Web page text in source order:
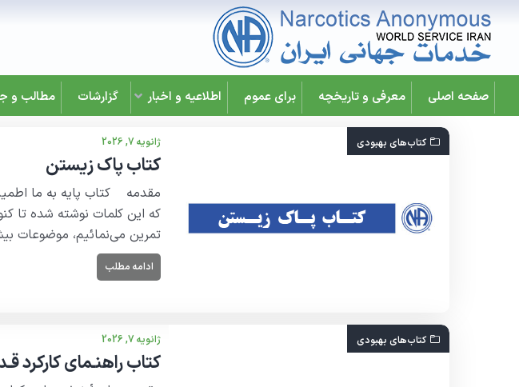
صفحه اصلی معرفی و تاریخچه برای عموم اطلاعیه و اخبار گزارشات مطالب و
کتاب‌های بهبودی ژانویه 7, 2026
کتاب پاک زیستن
مقدمه کتاب پایه به ما
که این کلمات نوشته شده تا
تمرین می‌نمائیم، موضوعات
ادامه مطلب
کتاب‌های بهبودی ژانویه 7, 2026
کتاب راهنـمای کارکرد